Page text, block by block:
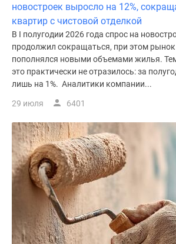
новостроек выросло на 12%,
квартир с чистовой отделкой
В I полугодии 2026 года спрос на
продолжил сокращаться, при этом
пополнялся новыми объемами жилья.
это практически не отразилось: за
лишь на 1%. Аналитики компании...
29 июля 6401